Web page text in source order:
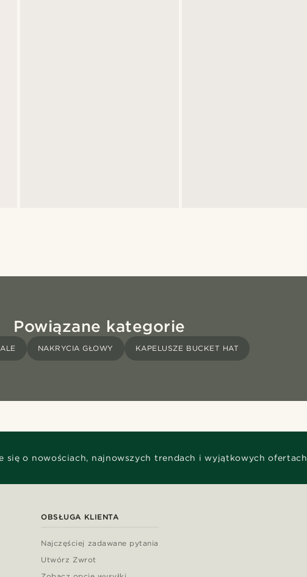
Powiązane kategorie
NAKRYCIA GŁOWY KAPELUSZE BUCKET HAT
się o nowościach, najnowszych trendach i wyjątkowych ofertach
OBSŁUGA KLIENTA
Najczęściej zadawane pytania
Utwórz Zwrot